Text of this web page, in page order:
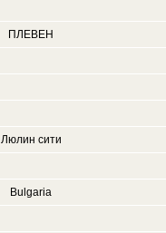
ПЛЕВЕН
Люлин сити
Bulgaria